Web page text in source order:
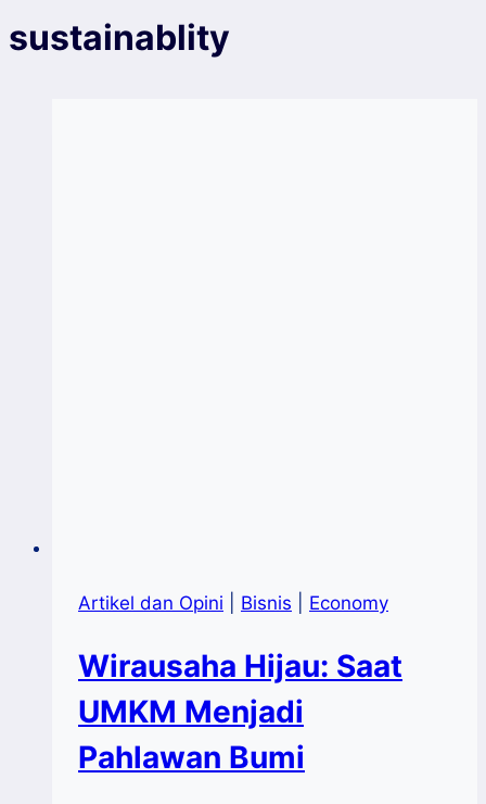
sustainablity
Artikel dan Opini Bisnis Economy
Wirausaha Hijau: Saat
UMKM Menjadi
Pahlawan Bumi